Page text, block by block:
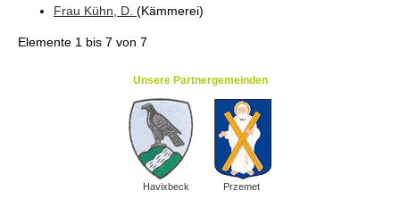
Frau Kühn , D. (Kämmerei)
Elemente 1 bis 7 von 7
Unsere Partnergemeinden
Havixbeck Przemet